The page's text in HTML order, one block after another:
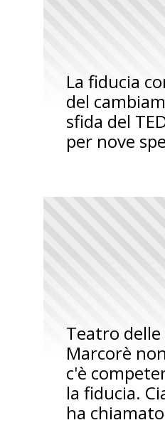
La fiducia
del
sfida del
per nove
Teatro delle
Marcorè
c'è
la fiducia.
ha chiamato